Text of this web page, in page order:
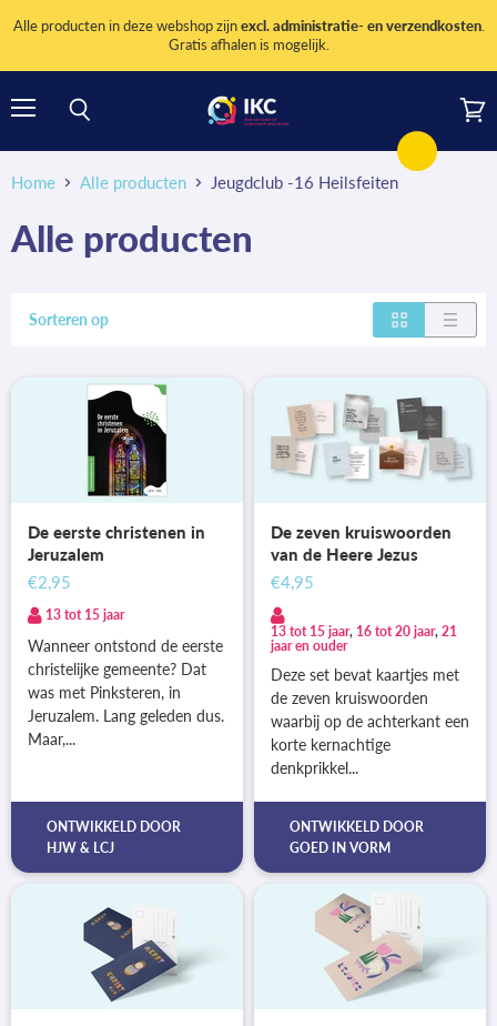
Alle producten in deze webshop zijnexcl. administratie- en verzendkosten.
Gratis afhalen is mogelijk.
Home Alle producten Jeugdclub -16 Heilsfeiten
Alle producten
Sorteren op
De eerste christenen in
Jeruzalem
€2,95
13 tot 15 jaar
Wanneer ontstond de eerste
christelijke gemeente? Dat
was met Pinksteren, in
Jeruzalem. Lang geleden dus.
Maar,...
ONTWIKKELD DOOR
HJW & LCJ
De zeven kruiswoorden
van de Heere Jezus
€4,95
13 tot 15 jaar, 16 tot 20 jaar, 21
jaar en ouder
Deze set bevat kaartjes met
de zeven kruiswoorden
waarbij op de achterkant een
korte kernachtige
denkprikkel...
ONTWIKKELD DOOR
GOED IN VORM